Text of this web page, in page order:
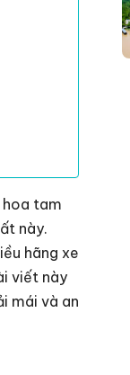
hoa tam
này.
hãng xe
viết này
mái và an